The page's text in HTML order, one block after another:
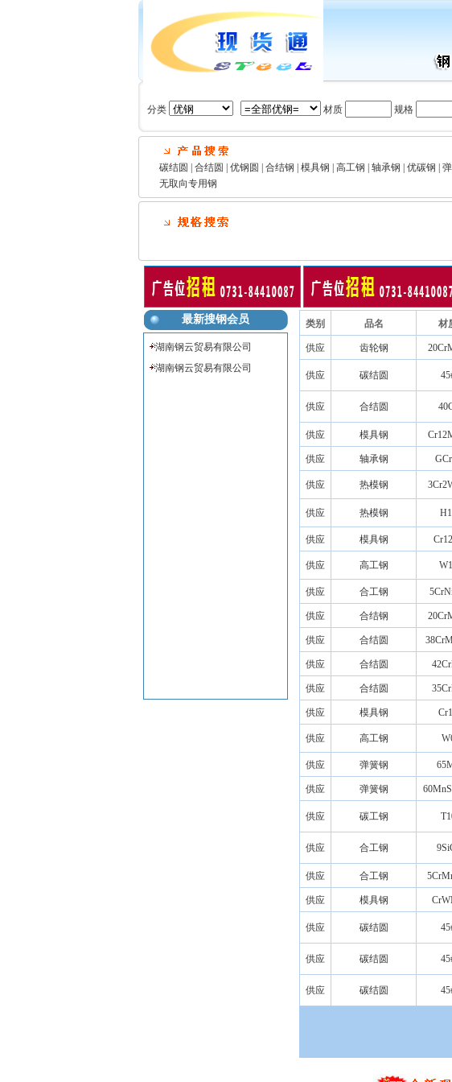
分类 材质 规格
碳结圆 合结圆 优钢圆 合结钢 模具钢 高工钢 轴承钢 优碳钢
无取向专用钢
最新搜钢会员
湖南钢云贸易有限公司
湖南钢云贸易有限公司
类别 品名 材
供应 齿轮钢
供应 碳结圆
供应 合结圆
供应 模具钢
供应 轴承钢
供应 热模钢
供应 热模钢
供应 模具钢
供应 高工钢
供应 合工钢
供应 合结钢
供应 合结圆
供应 合结圆
供应 合结圆
供应 模具钢
供应 高工钢
供应 弹簧钢
供应 弹簧钢
供应 碳工钢
供应 合工钢
供应 合工钢
供应 模具钢
供应 碳结圆
供应 碳结圆
供应 碳结圆